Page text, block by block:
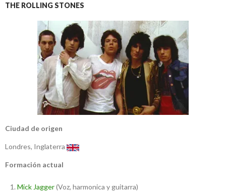
THE ROLLING STONES
Ciudad de origen
Londres, Inglaterra
Formación actual
Mick Jagger(Voz, harmonica y guitarra)